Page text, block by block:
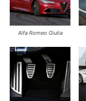
Alfa Romeo Giulia